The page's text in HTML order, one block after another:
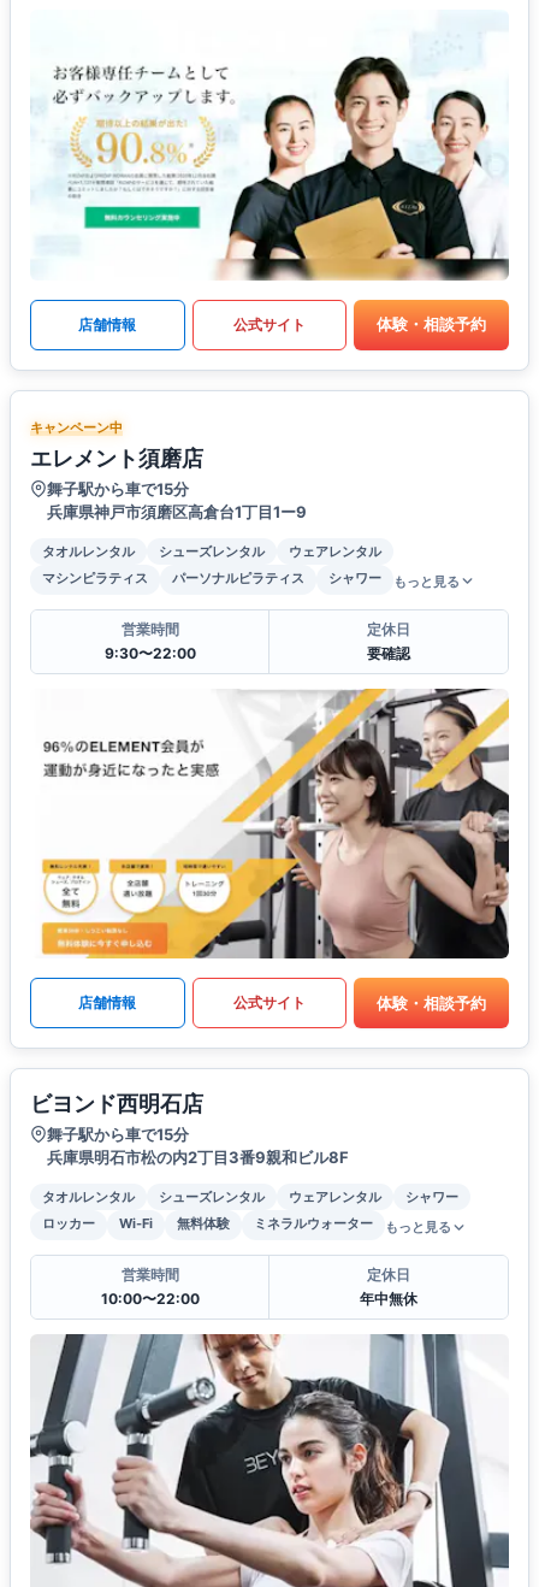
店舗情報 公式サイト 体験・相談予約
キャンペーン中
エレメント須磨店
舞子駅から車で15分
兵庫県神戸市須磨区高倉台1丁目1ー9
タオルレンタル シューズレンタル
ウェアレンタル
マシンピラティス
パーソナルピラティス シャワー もっと見る
営業時間
9:30〜22:00
定休日
要確認
店舗情報 公式サイト 体験・相談予約
ビヨンド西明石店
舞子駅から車で15分
兵庫県明石市松の内2丁目3番9親和ビル8F
タオルレンタル シューズレンタル ウェアレンタル
シャワー
ロッカー
Wi-Fi 無料体験 ミネラルウォーター もっと見る
営業時間
10:00〜22:00
定休日
年中無休